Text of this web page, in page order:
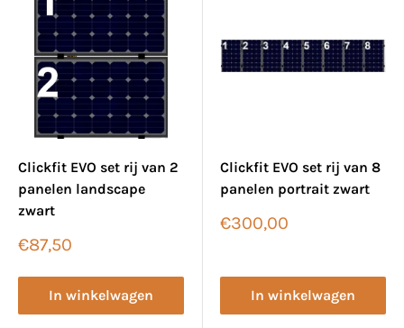
Clickfit EVO set rij van 2
panelen landscape
zwart
Verkoopprijs
€87,50
In winkelwagen
Clickfit EVO set rij van 8
panelen portrait zwart
Verkoopprijs
€300,00
In winkelwagen